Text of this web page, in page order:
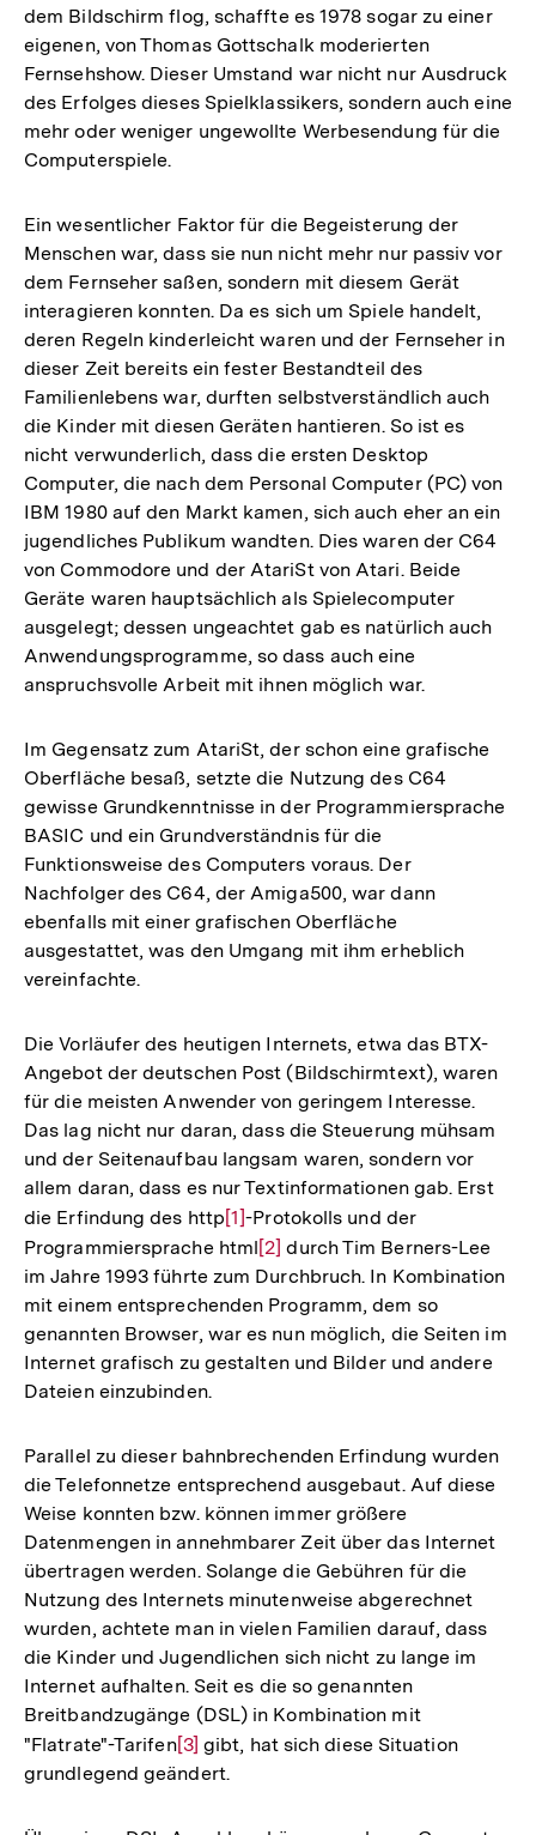
dem Bildschirm flog, schaffte es 1978 sogar zu einer
eigenen, von Thomas Gottschalk moderierten
Fernsehshow. Dieser Umstand war nicht nur Ausdruck
des Erfolges dieses Spielklassikers, sondern auch eine
mehr oder weniger ungewollte Werbesendung für die
Computerspiele.
Ein wesentlicher Faktor für die Begeisterung der
Menschen war, dass sie nun nicht mehr nur passiv vor
dem Fernseher saßen, sondern mit diesem Gerät
interagieren konnten. Da es sich um Spiele handelt,
deren Regeln kinderleicht waren und der Fernseher in
dieser Zeit bereits ein fester Bestandteil des
Familienlebens war, durften selbstverständlich auch
die Kinder mit diesen Geräten hantieren. So ist es
nicht verwunderlich, dass die ersten Desktop
Computer, die nach dem Personal Computer (PC) von
IBM 1980 auf den Markt kamen, sich auch eher an ein
jugendliches Publikum wandten. Dies waren der C64
von Commodore und der AtariSt von Atari. Beide
Geräte waren hauptsächlich als Spielecomputer
ausgelegt; dessen ungeachtet gab es natürlich auch
Anwendungsprogramme, so dass auch eine
anspruchsvolle Arbeit mit ihnen möglich war.
Im Gegensatz zum AtariSt, der schon eine grafische
Oberfläche besaß, setzte die Nutzung des C64
gewisse Grundkenntnisse in der Programmiersprache
BASIC und ein Grundverständnis für die
Funktionsweise des Computers voraus. Der
Nachfolger des C64, der Amiga500, war dann
ebenfalls mit einer grafischen Oberfläche
ausgestattet, was den Umgang mit ihm erheblich
vereinfachte.
Die Vorläufer des heutigen Internets, etwa das BTX-
Angebot der deutschen Post (Bildschirmtext), waren
für die meisten Anwender von geringem Interesse.
Das lag nicht nur daran, dass die Steuerung mühsam
und der Seitenaufbau langsam waren, sondern vor
allem daran, dass es nur Textinformationen gab. Erst
die Erfindung des httpZur
Auflösung
der
Fußnote
[1]-Protokolls und der
Programmiersprache htmlZur
Auflösung
der
Fußnote
[2] durch Tim Berners-Lee
im Jahre 1993 führte zum Durchbruch. In Kombination
mit einem entsprechenden Programm, dem so
genannten Browser, war es nun möglich, die Seiten im
Internet grafisch zu gestalten und Bilder und andere
Dateien einzubinden.
Parallel zu dieser bahnbrechenden Erfindung wurden
die Telefonnetze entsprechend ausgebaut. Auf diese
Weise konnten bzw. können immer größere
Datenmengen in annehmbarer Zeit über das Internet
übertragen werden. Solange die Gebühren für die
Nutzung des Internets minutenweise abgerechnet
wurden, achtete man in vielen Familien darauf, dass
die Kinder und Jugendlichen sich nicht zu lange im
Internet aufhalten. Seit es die so genannten
Breitbandzugänge (DSL) in Kombination mit
"Flatrate"-TarifenZur
Auflösung
[3] gibt, hat sich diese Situation
grundlegend geändert.